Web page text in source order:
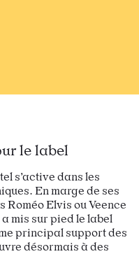
le label
s’active dans les
En marge de ses
Elvis ou Veence
mis sur pied le label
principal support des
désormais à des